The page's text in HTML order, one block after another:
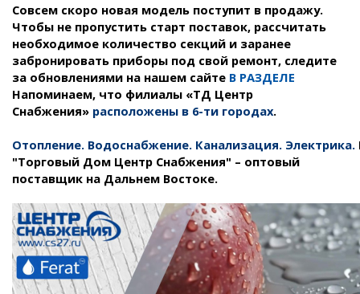
Совсем скоро новая модель поступит в продажу.
Чтобы не пропустить старт поставок, рассчитать
необходимое количество секций и заранее
забронировать приборы под свой ремонт, следите
за обновлениями на нашем сайте В РАЗДЕЛЕ
Напоминаем, что филиалы «ТД Центр
Снабжения» расположены в 6-ти городах.
Отопление. Водоснабжение. Канализация. Электрика.
"Торговый Дом Центр Снабжения" – оптовый
поставщик на Дальнем Востоке.